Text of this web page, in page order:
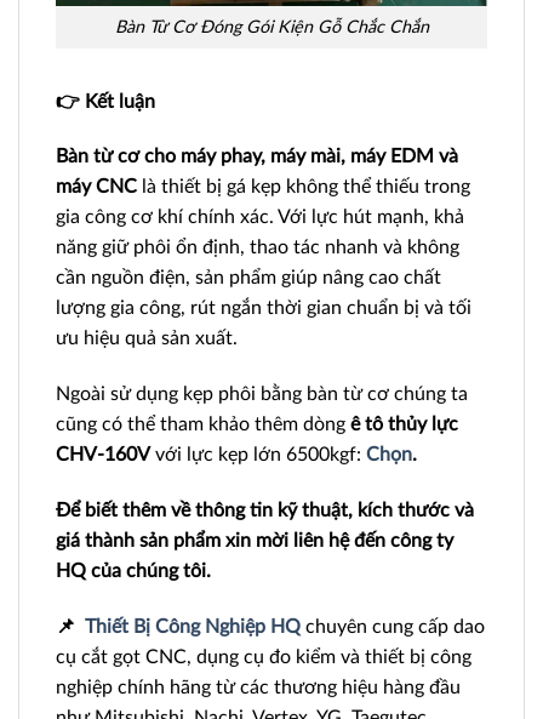
Bàn Từ Cơ Đóng Gói Kiện Gỗ Chắc Chắn
👉 Kết luận
Bàn từ cơ cho máy phay, máy mài, máy EDM và
máy CNC là thiết bị gá kẹp không thể thiếu trong
gia công cơ khí chính xác. Với lực hút mạnh, khả
năng giữ phôi ổn định, thao tác nhanh và không
cần nguồn điện, sản phẩm giúp nâng cao chất
lượng gia công, rút ngắn thời gian chuẩn bị và tối
ưu hiệu quả sản xuất.
Ngoài sử dụng kẹp phôi bằng bàn từ cơ chúng ta
cũng có thể tham khảo thêm dòng ê tô thủy lực
CHV-160V với lực kẹp lớn 6500kgf: Chọn.
Để biết thêm về thông tin kỹ thuật, kích thước và
giá thành sản phẩm xin mời liên hệ đến công ty
HQ của chúng tôi.
📌 Thiết Bị Công Nghiệp HQ chuyên cung cấp dao
cụ cắt gọt CNC, dụng cụ đo kiểm và thiết bị công
nghiệp chính hãng từ các thương hiệu hàng đầu